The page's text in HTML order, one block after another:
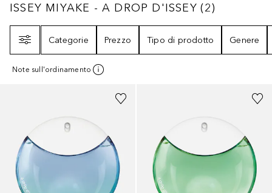
ISSEY MIYAKE - A DROP D'ISSEY2
ISSEY MIYAKE - A DROP D'ISSEY (2)
Categorie
Prezzo Tipo di prodotto Genere
Note sull'ordinamento